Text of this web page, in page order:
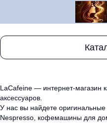
LaCafeine — интернет-магазин
аксессуаров.
У нас вы найдете
Nespresso, кофемашины для